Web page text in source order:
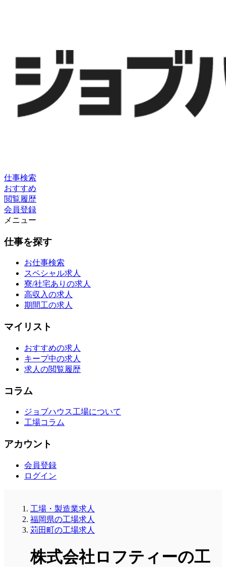
仕事検索
おすすめ
閲覧履歴
会員登録
メニュー
仕事を探す
お仕事検索
スペシャル求人
寮/社宅ありの求人
高収入の求人
期間工の求人
マイリスト
おすすめの求人
キープ中の求人
求人の閲覧履歴
コラム
ジョブハウス工場について
工場コラム
アカウント
会員登録
ログイン
工場・製造業求人
福岡県の工場求人
苅田町の工場求人
株式会社ロフティーの工